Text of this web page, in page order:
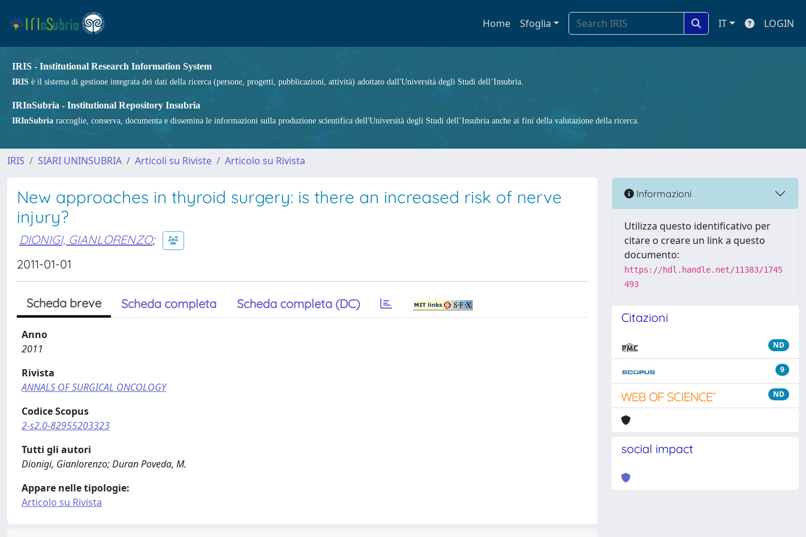
Home Sfoglia IT LOGIN
IRIS - Institutional Research Information System
IRIS è il sistema di gestione integrata dei dati della ricerca (persone, progetti, pubblicazioni, attività) adottato dall'Università degli Studi dell’Insubria.
IRInSubria - Institutional Repository Insubria
IRInSubria raccoglie, conserva, documenta e dissemina le informazioni sulla produzione scientifica dell'Università degli Studi dell’Insubria anche ai fini della valutazione della ricerca.
IRIS SIARI UNINSUBRIA Articoli su Riviste Articolo su Rivista
New approaches in thyroid surgery: is there an increased risk of nerve
injury?
DIONIGI, GIANLORENZO;
2011-01-01
Scheda breve Scheda completa Scheda completa (DC)
Anno
2011
Rivista
ANNALS OF SURGICAL ONCOLOGY
Codice Scopus
2-s2.0-82955203323
Tutti gli autori
Dionigi, Gianlorenzo; Duran Poveda, M.
Appare nelle tipologie:
Articolo su Rivista
Informazioni
Utilizza questo identificativo per
citare o creare un link a questo
documento:
https://hdl.handle.net/11383/1745
493
Citazioni
ND
9
ND
social impact